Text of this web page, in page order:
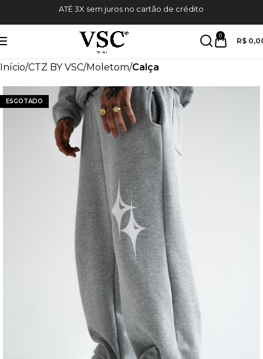
ATÉ 3X sem juros no cartão de crédito
0
R$
Início CTZ BY VSC Moletom Calça
ESGOTADO